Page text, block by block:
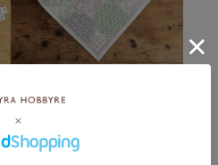
刺し子のマルチクロス＜丸
あわせ＞
¥4,620 税込